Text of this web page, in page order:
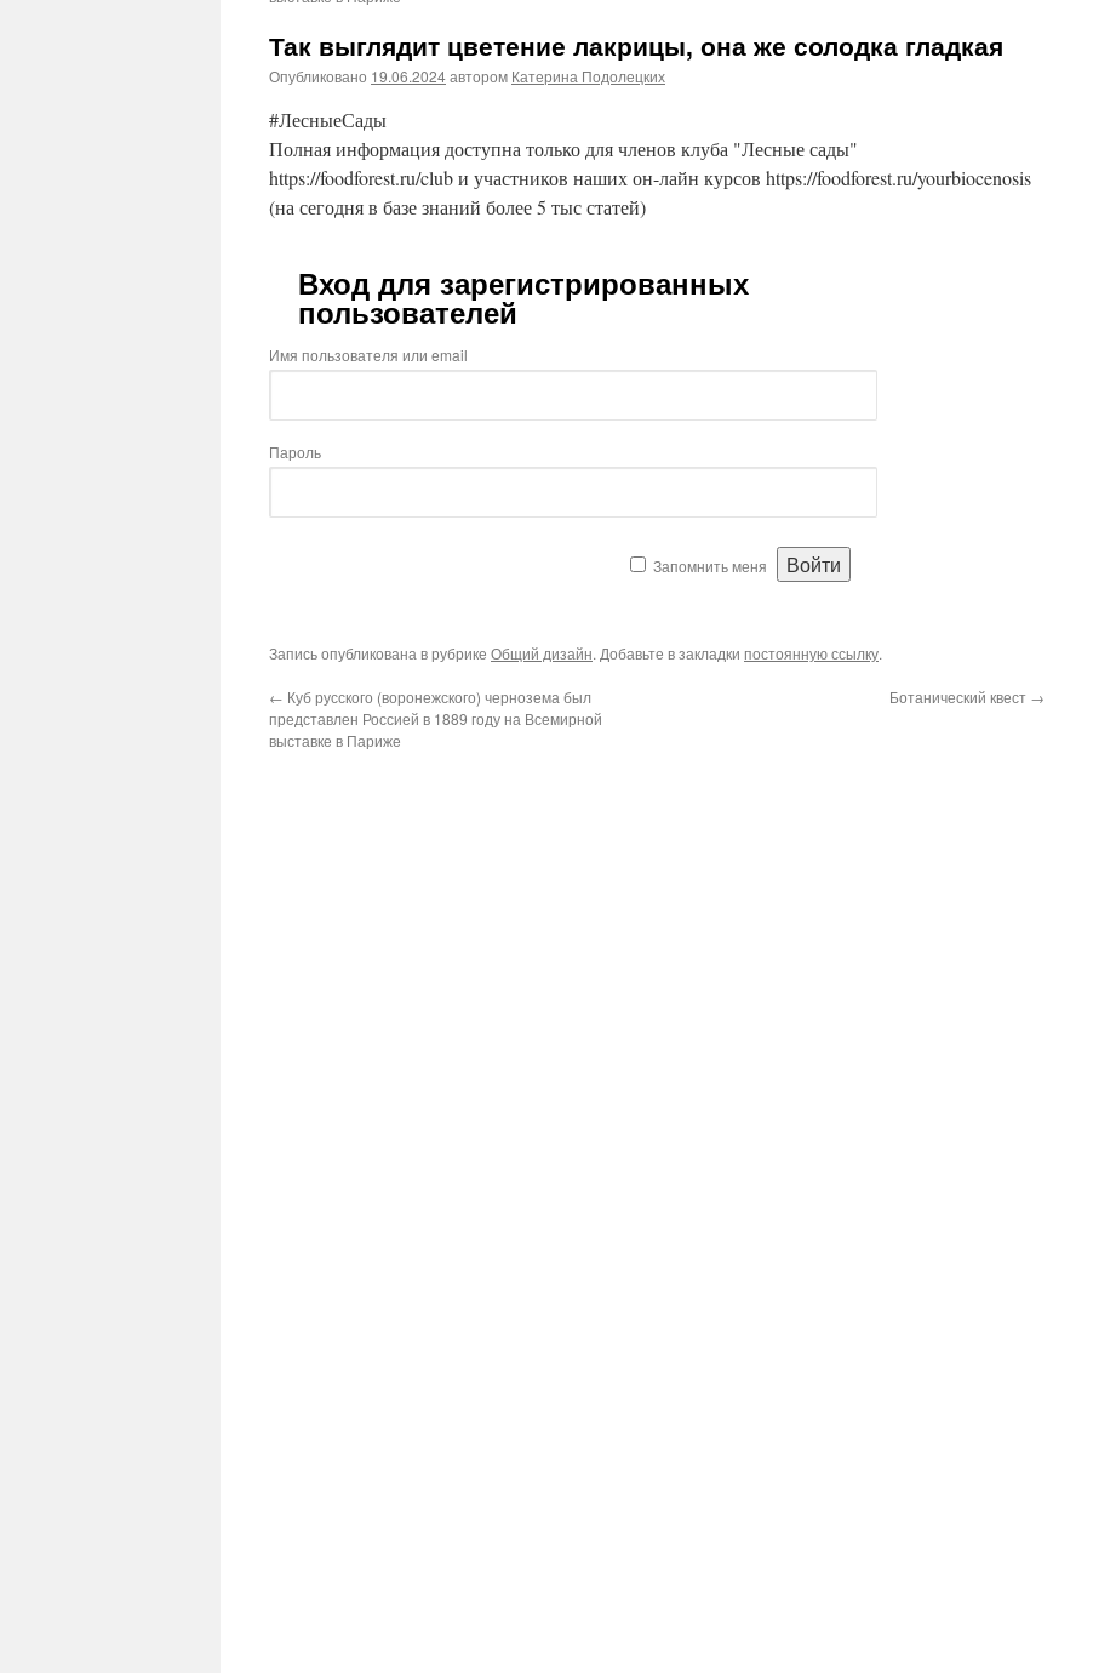
Так выглядит цветение лакрицы, она же солодка гладкая
Опубликовано 19.06.2024автором Катерина Подолецких
#ЛесныеСады
Полная информация доступна только для членов клуба "Лесные сады"
https://foodforest.ru/club и участников наших он-лайн курсов https://foodforest.ru/yourbiocenosis
(на сегодня в базе знаний более 5 тыс статей)
Вход для зарегистрированных
пользователей
Имя пользователя или email
Пароль
Запомнить меня
Запись опубликована в рубрике Общий дизайн. Добавьте в закладки постоянную ссылку.
← Куб русского (воронежского) чернозема был
представлен Россией в 1889 году на Всемирной
выставке в Париже
Ботанический квест →